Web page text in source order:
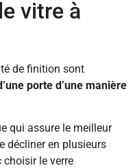
vitre à
de finition sont
porte d’une manière
qui assure le meilleur
décliner en plusieurs
le verre